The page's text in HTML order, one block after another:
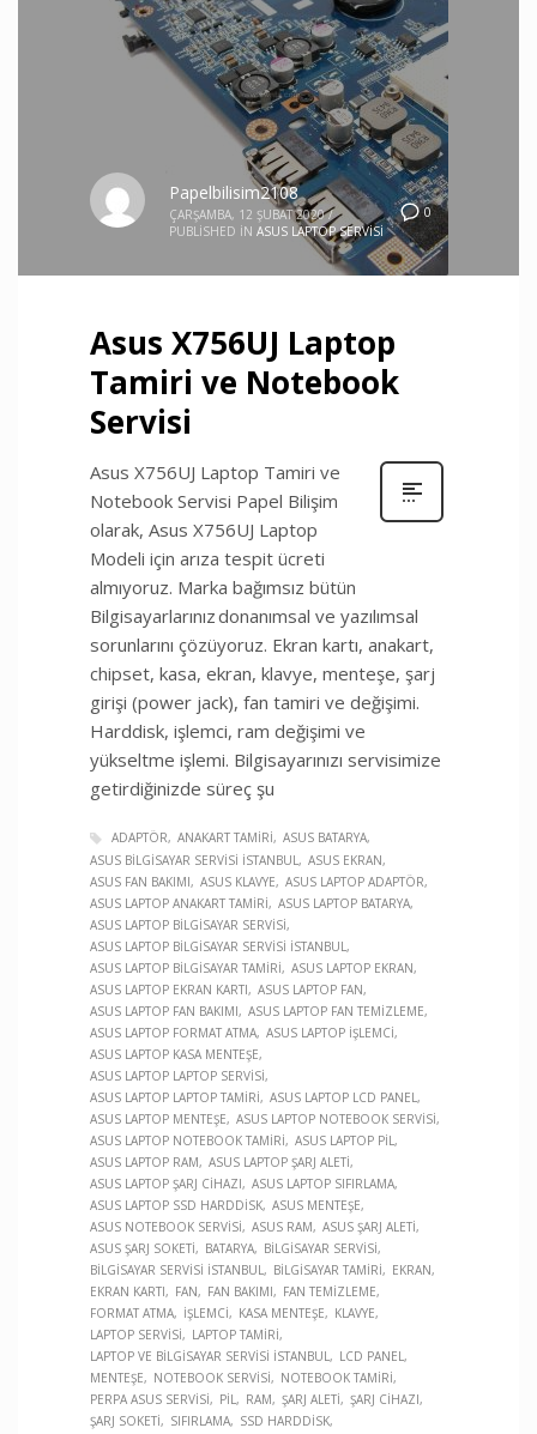
0
Papelbilisim2108
ÇARŞAMBA, 12 ŞUBAT 2020 /
PUBLISHED IN ASUS LAPTOP SERVISI
Asus X756UJ Laptop
Tamiri ve Notebook
Servisi
Asus X756UJ Laptop Tamiri ve
Notebook Servisi Papel Bilişim
olarak, Asus X756UJ Laptop
Modeli için arıza tespit ücreti
almıyoruz. Marka bağımsız bütün
Bilgisayarlarınız donanımsal ve yazılımsal
sorunlarını çözüyoruz. Ekran kartı, anakart,
chipset, kasa, ekran, klavye, menteşe, şarj
girişi (power jack), fan tamiri ve değişimi.
Harddisk, işlemci, ram değişimi ve
yükseltme işlemi. Bilgisayarınızı servisimize
getirdiğinizde süreç şu
ADAPTÖR ANAKART TAMIRI
ASUS BATARYA
ASUS BILGISAYAR SERVISI İSTANBUL ASUS EKRAN
ASUS FAN BAKIMI
ASUS KLAVYE
ASUS LAPTOP ADAPTÖR
ASUS LAPTOP ANAKART TAMIRI
ASUS LAPTOP BATARYA
ASUS LAPTOP BILGISAYAR SERVISI
ASUS LAPTOP BILGISAYAR SERVISI İSTANBUL
ASUS LAPTOP BILGISAYAR TAMIRI
ASUS LAPTOP EKRAN
ASUS LAPTOP EKRAN KARTI
ASUS LAPTOP FAN
ASUS LAPTOP FAN BAKIMI
ASUS LAPTOP FAN TEMIZLEME
ASUS LAPTOP FORMAT ATMA ASUS LAPTOP İŞLEMCI
ASUS LAPTOP KASA MENTEŞE
ASUS LAPTOP LAPTOP SERVISI
ASUS LAPTOP LAPTOP TAMIRI
ASUS LAPTOP LCD PANEL
ASUS LAPTOP MENTEŞE
ASUS LAPTOP NOTEBOOK SERVISI
ASUS LAPTOP NOTEBOOK TAMIRI
ASUS LAPTOP PIL
ASUS LAPTOP RAM
ASUS LAPTOP ŞARJ ALETI
ASUS LAPTOP ŞARJ CIHAZI
ASUS LAPTOP SIFIRLAMA
ASUS LAPTOP SSD HARDDISK ASUS MENTEŞE
ASUS NOTEBOOK SERVISI
ASUS RAM
ASUS ŞARJ ALETI
ASUS ŞARJ SOKETI
BATARYA
BILGISAYAR SERVISI
BILGISAYAR SERVISI İSTANBUL
BILGISAYAR TAMIRI
EKRAN
EKRAN KARTI
FAN FAN BAKIMI
FAN TEMIZLEME
FORMAT ATMA
İŞLEMCI KASA MENTEŞE
KLAVYE
LAPTOP SERVISI
LAPTOP TAMIRI
LAPTOP VE BILGISAYAR SERVISI İSTANBUL
LCD PANEL
MENTEŞE
NOTEBOOK SERVISI
NOTEBOOK TAMIRI
PERPA ASUS SERVISI
PIL RAM ŞARJ ALETI
ŞARJ CIHAZI
ŞARJ SOKETI
SIFIRLAMA SSD HARDDISK